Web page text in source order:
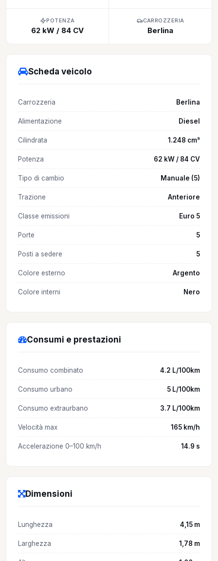
POTENZA
62 kW / 84 CV
CARROZZERIA
Berlina
Scheda veicolo
Carrozzeria Berlina
Alimentazione Diesel
Cilindrata 1.248 cm³
Potenza 62 kW / 84 CV
Tipo di cambio Manuale (5)
Trazione Anteriore
Classe emissioni Euro 5
Porte 5
Posti a sedere 5
Colore esterno Argento
Colore interni Nero
Consumi e prestazioni
Consumo combinato 4.2 L/100km
Consumo urbano 5 L/100km
Consumo extraurbano 3.7 L/100km
Velocità max 165 km/h
Accelerazione 0–100 km/h 14.9 s
Dimensioni
Lunghezza 4,15 m
Larghezza 1,78 m